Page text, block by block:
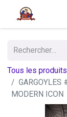
Tous les produits
GARGOYLES
MODERN ICON